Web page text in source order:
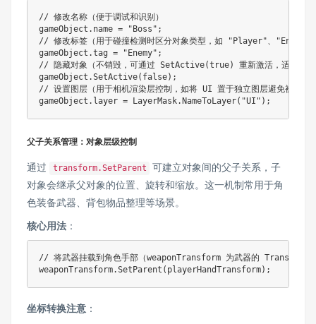
// 修改名称（便于调试和识别）
gameObject . name = "Boss" ;
// 修改标签（用于碰撞检测时区分对象类型，如 "Player"、"Enemy"
gameObject .tag = "Enemy" ;
// 隐藏对象（不销毁，可通过 SetActive(true) 重新激活，适合临
gameObject .SetActive( false) ;
// 设置图层（用于相机渲染层控制，如将 UI 置于独立图层避免被 3D
gameObject . layer = LayerMask. NameToLayer( "UI" ) ;
父子关系管理：对象层级控制
通过 transform.SetParent
可建立对象间的父子关系，子
对象会继承父对象的位置、旋转和缩放。这一机制常用于角
色装备武器、背包物品整理等场景。
核心用法 ：
// 将武器挂载到角色手部（weaponTransform 为武器的
weaponTransform.SetParent ( playerHandTransform) ;
坐标转换注意 ：